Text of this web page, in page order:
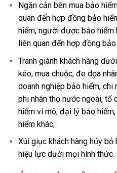
Ngăn cản bên mua bảo
quan đến hợp đồng bảo
hiểm, người được bảo hiểm
liên quan đến hợp đồng bảo
Tranh giành khách hàng
kéo, mua chuộc, đe dọa
doanh nghiệp bảo hiểm, chi
phi nhân thọ nước ngoài, tổ
hiểm vi mô, đại lý bảo
hiểm khác;
Xúi giục khách hàng hủy
hiệu lực dưới mọi hình thức.